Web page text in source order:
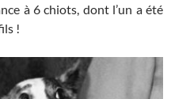
à 6 chiots, dont l’un a été
!